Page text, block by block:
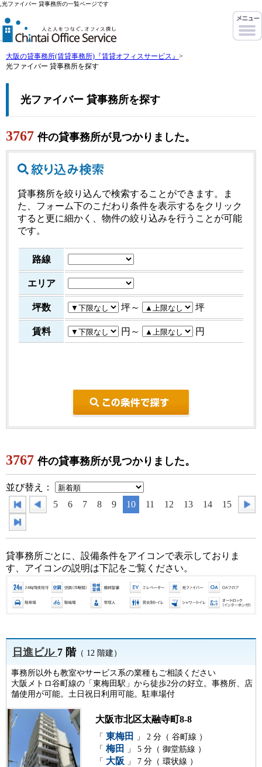
,光ファイバー 貸事務所の一覧ページです
大阪の貸事務所(賃貸事務所)『賃貸オフィスサービス』 >
光ファイバー 貸事務所を探す
光ファイバー 貸事務所を探す
3767 件の貸事務所が見つかりました。
貸事務所を絞り込んで検索することができます。ま
た、フォーム下のこだわり条件を表示するをクリック
すると更に細かく、物件の絞り込みを行うことが可能
です。
路線
エリア
坪数 坪～ 坪
賃料 円～ 円
3767 件の貸事務所が見つかりました。
並び替え：
5
6 7 8 9 10 11 12 13 14 15
貸事務所ごとに、設備条件をアイコンで表示しておりま
す、アイコンの説明は下記をご覧ください。
日進ビル7 階（ 12 階建）
事務所以外も教室やサービス系の業種もご相談ください
大阪メトロ谷町線の「東梅田駅」から徒歩2分の好立。事務所、店
舗使用が可能。土日祝日利用可能。駐車場付
大阪市北区太融寺町8-8
「 東梅田
」 2 分（ 谷町線 ）
「 梅田
」 5 分（ 御堂筋線 ）
「
大阪 」 7 分（ 環状線 ）